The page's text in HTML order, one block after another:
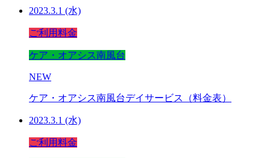
2023.3.1 (水)
ご利用料金
ケア・オアシス南風台
NEW
ケア・オアシス南風台デイサービス（料金表）
2023.3.1 (水)
ご利用料金